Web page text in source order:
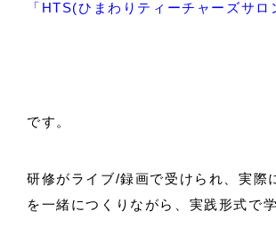
「HTS(ひまわりティーチャーズサロ
です。
研修がライブ/録画で受けられ、実際
を一緒につくりながら、実践形式で学